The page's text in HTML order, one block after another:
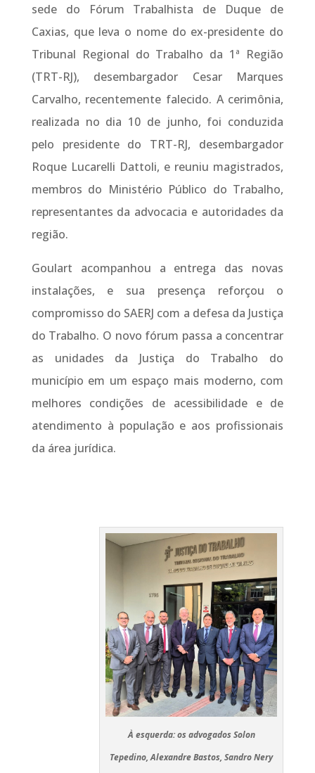
sede do Fórum Trabalhista de Duque de
Caxias, que leva o nome do ex-presidente do
Tribunal Regional do Trabalho da 1ª Região
(TRT-RJ), desembargador Cesar Marques
Carvalho, recentemente falecido. A cerimônia,
realizada no dia 10 de junho, foi conduzida
pelo presidente do TRT-RJ, desembargador
Roque Lucarelli Dattoli, e reuniu magistrados,
membros do Ministério Público do Trabalho,
representantes da advocacia e autoridades da
região.
Goulart acompanhou a entrega das novas
instalações, e sua presença reforçou o
compromisso do SAERJ com a defesa da Justiça
do Trabalho. O novo fórum passa a concentrar
as unidades da Justiça do Trabalho do
município em um espaço mais moderno, com
melhores condições de acessibilidade e de
atendimento à população e aos profissionais
da área jurídica.
À esquerda: os advogados Solon
Tepedino, Alexandre Bastos, Sandro Nery